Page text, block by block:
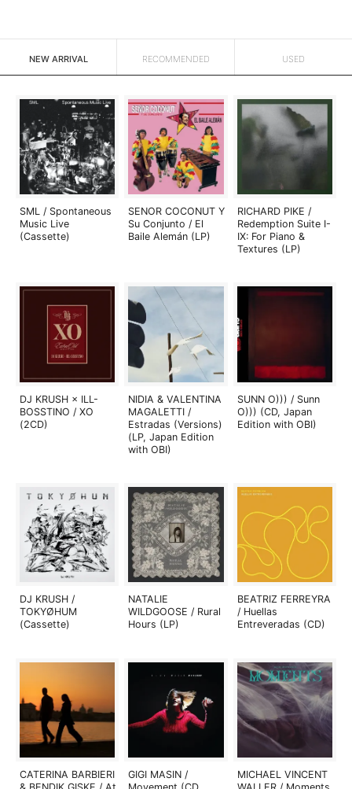
NEW ARRIVAL RECOMMENDED USED
SML / Spontaneous
Music Live
(Cassette)
SENOR COCONUT Y
Su Conjunto / El
Baile Alemán (LP)
RICHARD PIKE /
Redemption Suite I-
IX: For Piano &
Textures (LP)
DJ KRUSH × ILL-
BOSSTINO / XO
(2CD)
NIDIA & VALENTINA
MAGALETTI /
Estradas (Versions)
(LP, Japan Edition
with OBI)
SUNN O))) / Sunn
O))) (CD, Japan
Edition with OBI)
DJ KRUSH /
TOKYØHUM
(Cassette)
NATALIE
WILDGOOSE / Rural
Hours (LP)
BEATRIZ FERREYRA
/ Huellas
Entreveradas (CD)
CATERINA BARBIERI
GIGI MASIN /
MICHAEL VINCENT